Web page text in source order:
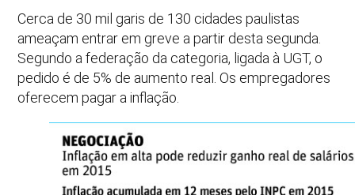
Cerca de 30 mil garis de 130 cidades paulistas
ameaçam entrar em greve a partir desta segunda.
Segundo a federação da categoria, ligada à UGT, o
pedido é de 5% de aumento real. Os empregadores
oferecem pagar a inflação.